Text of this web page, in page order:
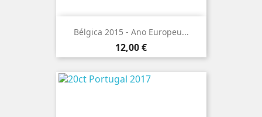
Bélgica 2015 - Ano Europeu...
Preço
12,00 €